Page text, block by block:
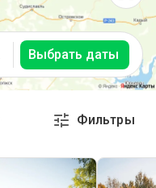
Выбрать даты
Фильтры